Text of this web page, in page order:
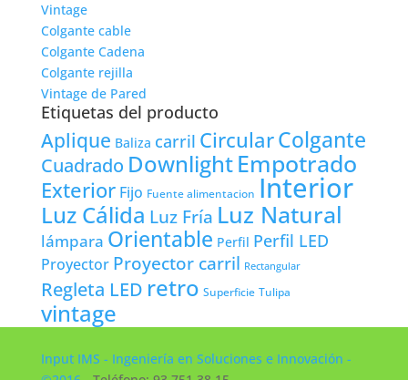
Vintage
Colgante cable
Colgante Cadena
Colgante rejilla
Vintage de Pared
Etiquetas del producto
Aplique Baliza carril CircularColgante
Cuadrado DownlightEmpotrado
Exterior Fijo Fuente alimentacion Interior
Luz Cálida Luz Fría Luz Natural
lámpara Orientable Perfil Perfil LED
Proyector Proyector carril Rectangular
Regleta LED retro Superficie Tulipa
vintage
Input IMS - Ingeniería en Soluciones e Innovación -